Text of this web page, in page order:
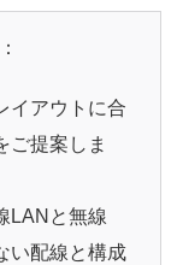
イアウトに合
ご提案しま
LANと無線
い配線と構成